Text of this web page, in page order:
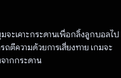
ะเคาะกระดานเพื่อกลิ้งลูกบอลไป
ตีความด้วยการเสี่ยงทาย เกมจะ
ากกระดาน